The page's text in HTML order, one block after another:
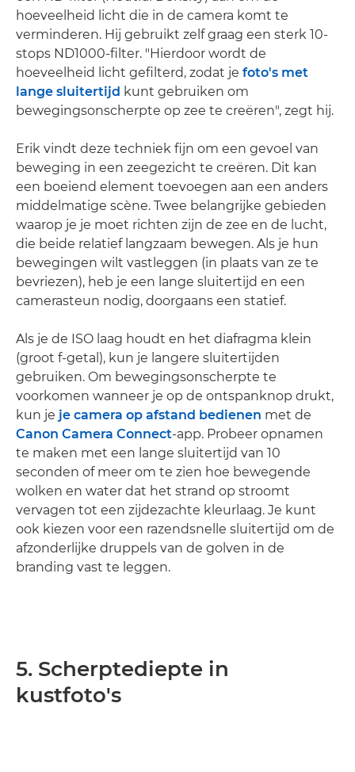
hoeveelheid licht die in de camera komt te
verminderen. Hij gebruikt zelf graag een sterk 10-
stops ND1000-filter. "Hierdoor wordt de
hoeveelheid licht gefilterd, zodat je foto's met
lange sluitertijd kunt gebruiken om
bewegingsonscherpte op zee te creëren", zegt hij.
Erik vindt deze techniek fijn om een gevoel van
beweging in een zeegezicht te creëren. Dit kan
een boeiend element toevoegen aan een anders
middelmatige scène. Twee belangrijke gebieden
waarop je je moet richten zijn de zee en de lucht,
die beide relatief langzaam bewegen. Als je hun
bewegingen wilt vastleggen (in plaats van ze te
bevriezen), heb je een lange sluitertijd en een
camerasteun nodig, doorgaans een statief.
Als je de ISO laag houdt en het diafragma klein
(groot f-getal), kun je langere sluitertijden
gebruiken. Om bewegingsonscherpte te
voorkomen wanneer je op de ontspanknop drukt,
kun je je camera op afstand bedienen met de
Canon Camera Connect-app. Probeer opnamen
te maken met een lange sluitertijd van 10
seconden of meer om te zien hoe bewegende
wolken en water dat het strand op stroomt
vervagen tot een zijdezachte kleurlaag. Je kunt
ook kiezen voor een razendsnelle sluitertijd om de
afzonderlijke druppels van de golven in de
branding vast te leggen.
5. Scherptediepte in
kustfoto's